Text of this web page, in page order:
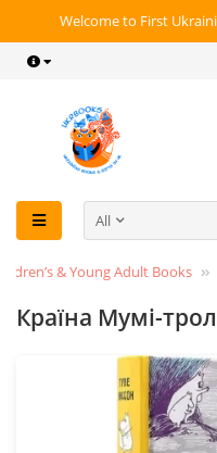
Welcome to First
All
& Young Adult Books
Країна Мумі-